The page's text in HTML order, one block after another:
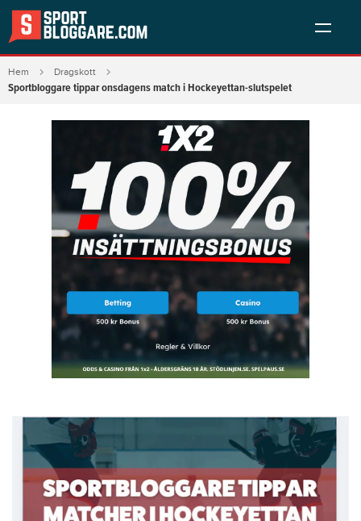
Hem Dragskott
Sportbloggare tippar onsdagens match i Hockeyettan-slutspelet